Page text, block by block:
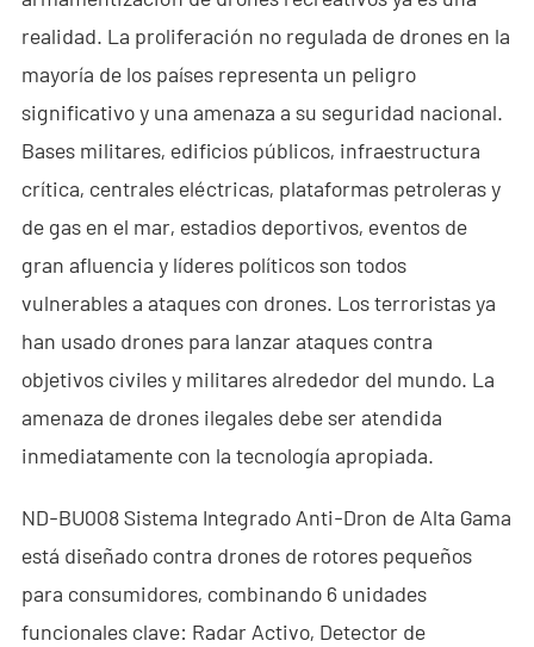
- - - ND-BC011 Cámara de Rastreo Anti-Dron
- - Detector RF Anti-Dron
- - - ND-BR002 Detector RF Anti-Dron
- - - ND-BR016 Detector RF Anti-Dron de Banda Completa
- - Sistema de Suplantación de GPS
- - - ND-BG002 Jammer de Suplantación GPS
- Sistema de Radar a Través de Paredes
- - ND-SV003 Sistema de Radar a Través de Paredes
- - ND-SV004 Sistema Portátil de Radar a Través de Paredes
Paredes
realidad. La proliferación no regulada de drones en la
mayoría de los países representa un peligro
significativo y una amenaza a su seguridad nacional.
Bases militares, edificios públicos, infraestructura
crítica, centrales eléctricas, plataformas petroleras y
de gas en el mar, estadios deportivos, eventos de
gran afluencia y líderes políticos son todos
vulnerables a ataques con drones. Los terroristas ya
han usado drones para lanzar ataques contra
objetivos civiles y militares alrededor del mundo. La
amenaza de drones ilegales debe ser atendida
inmediatamente con la tecnología apropiada.
ND-BU008 Sistema Integrado Anti-Dron de Alta Gama
está diseñado contra drones de rotores pequeños
para consumidores, combinando 6 unidades
funcionales clave: Radar Activo, Detector de